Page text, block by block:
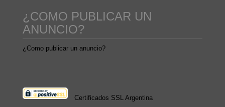
¿COMO PUBLICAR UN
ANUNCIO?
¿Como publicar un anuncio?
Certificados SSL Argentina